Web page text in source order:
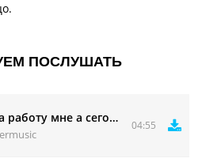
ПОСЛУШАТЬ
Завтра на работу мне а сегодня тишина
04:55